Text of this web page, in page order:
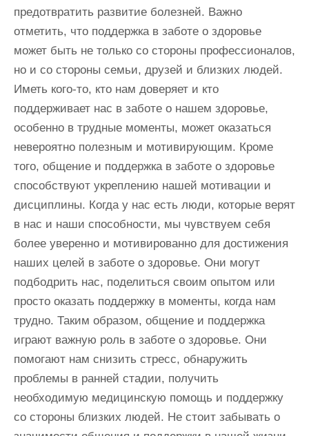
предотвратить развитие болезней. Важно
отметить, что поддержка в заботе о здоровье
может быть не только со стороны профессионалов,
но и со стороны семьи, друзей и близких людей.
Иметь кого-то, кто нам доверяет и кто
поддерживает нас в заботе о нашем здоровье,
особенно в трудные моменты, может оказаться
невероятно полезным и мотивирующим. Кроме
того, общение и поддержка в заботе о здоровье
способствуют укреплению нашей мотивации и
дисциплины. Когда у нас есть люди, которые верят
в нас и наши способности, мы чувствуем себя
более уверенно и мотивированно для достижения
наших целей в заботе о здоровье. Они могут
подбодрить нас, поделиться своим опытом или
просто оказать поддержку в моменты, когда нам
трудно. Таким образом, общение и поддержка
играют важную роль в заботе о здоровье. Они
помогают нам снизить стресс, обнаружить
проблемы в ранней стадии, получить
необходимую медицинскую помощь и поддержку
со стороны близких людей. Не стоит забывать о